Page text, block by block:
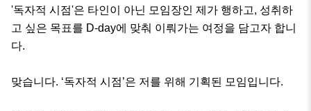
'독자적 시점'은 타인이 아닌 모임장인 제가 행하고, 성취하
고 싶은 목표를 D-day에 맞춰 이뤄가는 여정을 담고자 합니
다.
맞습니다. ‘독자적 시점’은 저를 위해 기획된 모임입니다.